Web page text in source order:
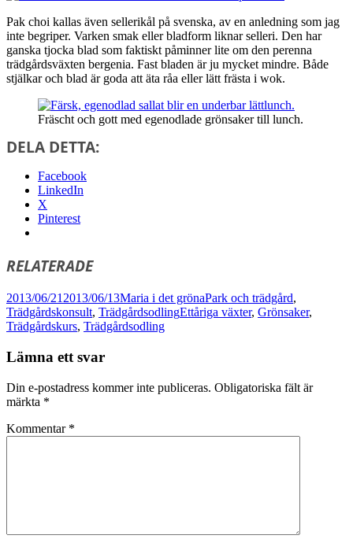
Pak choi kallas även sellerikål på svenska, av en anledning som jag
inte begriper. Varken smak eller bladform liknar selleri. Den har
ganska tjocka blad som faktiskt påminner lite om den perenna
trädgårdsväxten bergenia. Fast bladen är ju mycket mindre. Både
stjälkar och blad är goda att äta råa eller lätt frästa i wok.
Fräscht och gott med egenodlade grönsaker till lunch.
DELA DETTA:
Facebook
LinkedIn
X
Pinterest
RELATERADE
Postat
2013/06/212013/06/13Författare
Maria i det grönaKategorier
Park och trädgård,
Trädgårdskonsult, TrädgårdsodlingTaggar
Ettåriga växter, Grönsaker,
Trädgårdskurs, Trädgårdsodling
Lämna ett svar
Din e-postadress kommer inte publiceras. Obligatoriska fält är
märkta *
Kommentar *